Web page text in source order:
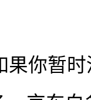
果你暂